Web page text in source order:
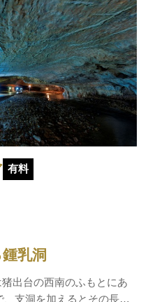
乳洞
出台の西南のふもとにあ
支洞を加えるとその長さ
有料